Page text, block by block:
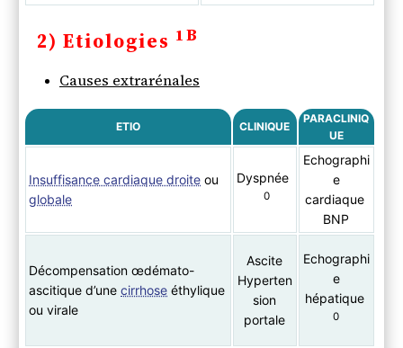
2) Etiologies 1B
Causes extrarénales
ETIO CLINIQUE
PARACLINIQ
UE
Insuffisance cardiaque droite ou
globale
Dyspnée
0
Echographi
e
cardiaque
BNP
Décompensation œdémato-
ascitique d’unecirrhose éthylique
ou virale
Ascite
Hyperten
sion
portale
Echographi
e
hépatique
0